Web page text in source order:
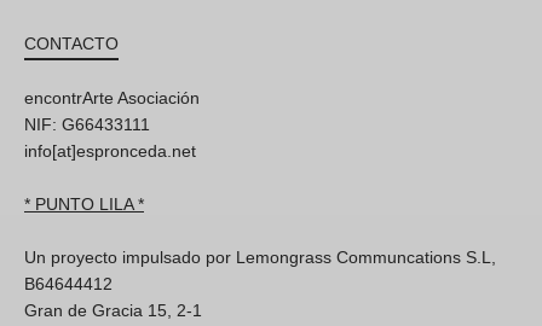
CONTACTO
encontrArte Asociación
NIF: G66433111
info[at]espronceda.net
* PUNTO LILA *
Un proyecto impulsado por Lemongrass Communcations S.L,
B64644412
Gran de Gracia 15, 2-1